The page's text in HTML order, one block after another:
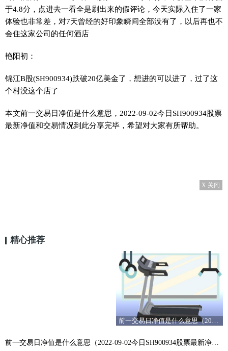
于4.8分，点进去一看全是刷出来的假评论，今天实际入住了一家
体验也非常差，对7天曾经的好印象瞬间全部没有了，以后再也不
会住这家公司的任何酒店
艳阳初：
锦江B股(SH900934)跌破20亿美金了，想进的可以进了，过了这
个村没这个店了
本文前一交易日净值是什么意思，2022-09-02今日SH900934股票
最新净值和交易情况到此分享完毕，希望对大家有所帮助。
X 关闭
精心推荐
前一交易日净值是什么意思（2022-09-02今日SH900934股票最新净值和交易情况） 当前热门
前一交易日净值是什么意思（2022-09-02今日SH900934股票最新净值和交易情况） 当前热门